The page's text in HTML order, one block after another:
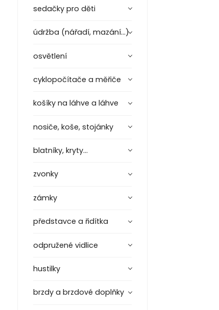
sedačky pro děti
údržba (nářadí, mazání...)
osvětlení
cyklopočítače a měřiče
košíky na láhve a láhve
nosiče, koše, stojánky
blatníky, kryty...
zvonky
zámky
představce a řidítka
odpružené vidlice
hustilky
brzdy a brzdové doplňky